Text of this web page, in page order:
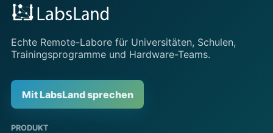
Echte Remote-Labore für Universitäten, Schulen,
Trainingsprogramme und Hardware-Teams.
Mit LabsLand sprechen
PRODUKT